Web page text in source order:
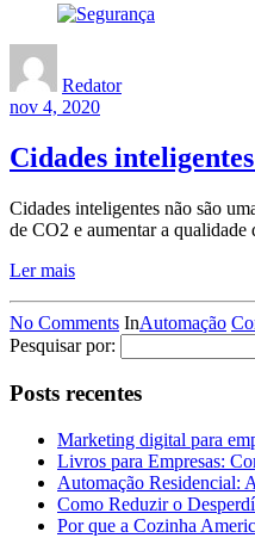
Redator
nov 4, 2020
Cidades
Cidades inteligentes não são
de CO2 e aumentar a qualidade
Ler mais
No Comments InAutomação
Pesquisar por:
Posts recentes
Marketing digital para
Livros para Empresas:
Automação Residencial:
Como Reduzir o
Por que a Cozinha